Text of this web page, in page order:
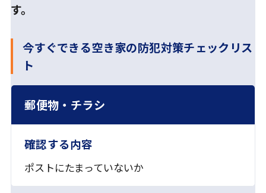
す。
今すぐできる空き家の防犯対策チェックリス
ト
チェック項目
郵便物・チラシ
ポストにたまっていないか